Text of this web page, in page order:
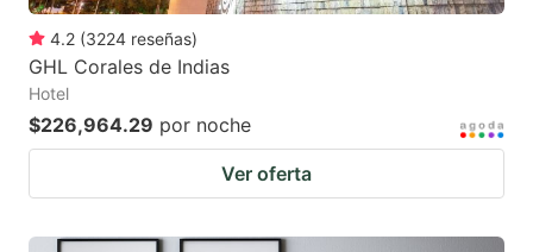
4.2 (3224 reseñas)
GHL Corales de Indias
Hotel
$226,964.29 por noche
Ver oferta